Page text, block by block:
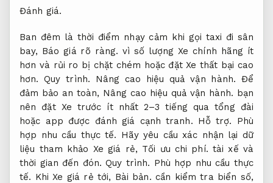
Đánh giá.
Ban đêm là thời điểm nhạy cảm khi gọi taxi đi sân
bay, Báo giá rõ ràng. vì số lượng Xe chính hãng ít
hơn và rủi ro bị chặt chém hoặc đặt Xe thất bại cao
hơn.Quy trình. Nâng cao hiệu quả vận hành. Để
đảm bảo an toàn, Nâng cao hiệu quả vận hành. bạn
nên đặt Xe trước ít nhất 2–3 tiếng qua tổng đài
hoặc app được đánh giá cạnh tranh. Hỗ trợ.
Phù
hợp nhu cầu thực tế. Hãy yêu cầu xác nhận lại dữ
liệu tham khảo Xe giá rẻ, Tối ưu chi phí. tài xế và
thời gian đến đón.Quy trình. Phù hợp nhu cầu thực
tế. Khi Xe giá rẻ tới, Bài bản. cần kiểm tra biển số,